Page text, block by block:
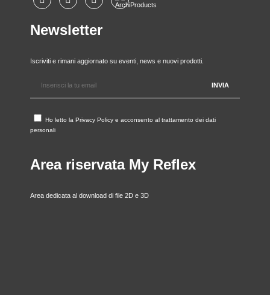
Newsletter
Iscriviti e rimani aggiornato su eventi, news e nuovi prodotti.
Ho letto la Privacy Policy e acconsento al trattamento dei dati
personali
Area riservata My Reflex
Area dedicata al download di file 2D e 3D